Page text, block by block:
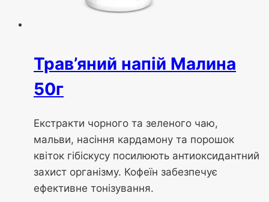
Трав’яний напій Малина
50г
Екстракти чорного та зеленого чаю,
мальви, насіння кардамону та порошок
квіток гібіскусу посилюють антиоксидантний
захист організму. Кофеїн забезпечує
ефективне тонізування.